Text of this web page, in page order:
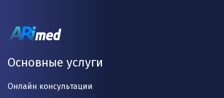
Основные услуги
Онлайн консультации